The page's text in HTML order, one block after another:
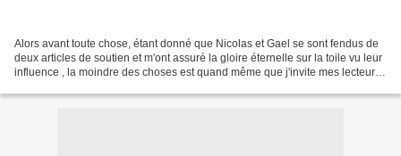
Alors avant toute chose, étant donné que Nicolas et Gael se sont fendus de
deux articles de soutien et m'ont assuré la gloire éternelle sur la toile vu leur
influence , la moindre des choses est quand même que j'invite mes lecteurs